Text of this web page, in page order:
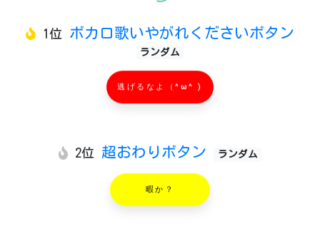
1位 ボカロ歌いやがれくださいボタン
ランダム
逃げるなよ（^ω^ )
2位 超おわりボタン ランダム
暇か？